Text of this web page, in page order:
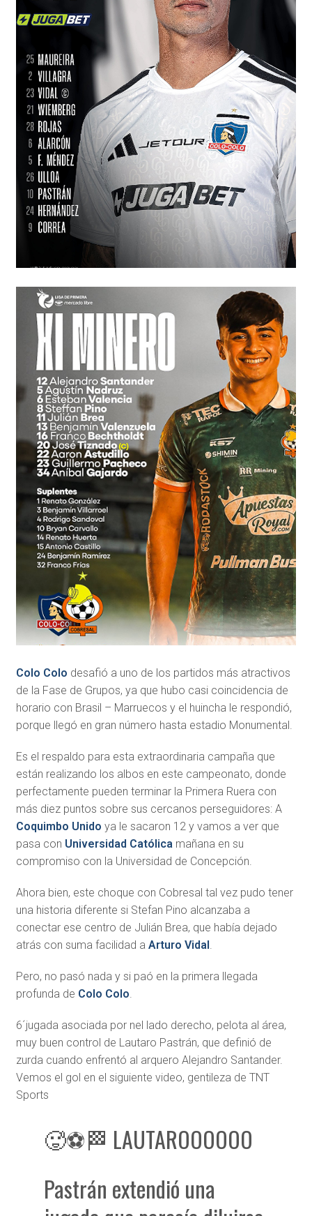
Colo Colo desafió a uno de los partidos más atractivos
de la Fase de Grupos, ya que hubo casi coincidencia de
horario con Brasil – Marruecos y el huincha le respondió,
porque llegó en gran número hasta estadio Monumental.
Es el respaldo para esta extraordinaria campaña que
están realizando los albos en este campeonato, donde
perfectamente pueden terminar la Primera Ruera con
más diez puntos sobre sus cercanos perseguidores: A
Coquimbo Unido ya le sacaron 12 y vamos a ver que
pasa con Universidad Católicamañana en su
compromiso con la Universidad de Concepción.
Ahora bien, este choque con Cobresal tal vez pudo tener
una historia diferente si Stefan Pino alcanzaba a
conectar ese centro de Julián Brea, que había dejado
atrás con suma facilidad a Arturo Vidal .
Pero, no pasó nada y si paó en la primera llegada
profunda de Colo Colo.
6´jugada asociada por nel lado derecho, pelota al área,
muy buen control de Lautaro Pastrán, que definió de
zurda cuando enfrentó al arquero Alejandro Santander.
Vemos el gol en el siguiente video, gentileza de TNT
Sports
🥵⚽🏁 LAUTAROOOOOO
Pastrán extendió una